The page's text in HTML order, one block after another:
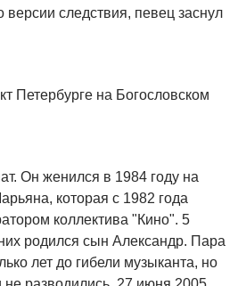
версии следствия, певец заснул
Петербурге на Богословском
Он женился в 1984 году на
которая с 1982 года
коллектива "Кино". 5
родился сын Александр. Пара
лет до гибели музыканта, но